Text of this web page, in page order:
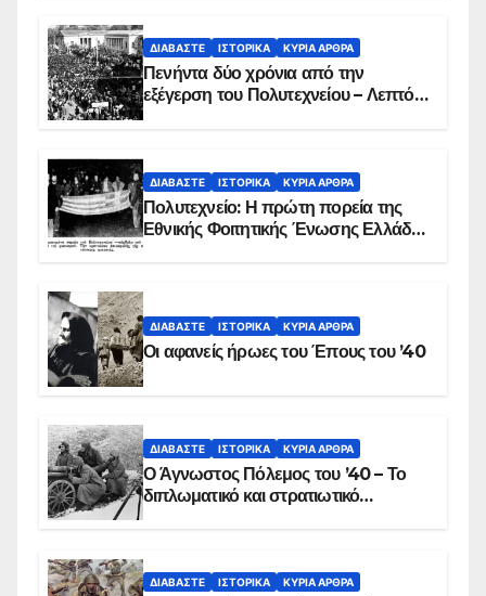
ΔΙΑΒΆΣΤΕ ΙΣΤΟΡΙΚΆ ΚΥΡΙΑ ΑΡΘΡΑ
Πενήντα δύο χρόνια από την
εξέγερση του Πολυτεχνείου – Λεπτό
ΔΙΑΒΆΣΤΕ ΙΣΤΟΡΙΚΆ ΚΥΡΙΑ ΑΡΘΡΑ
Πολυτεχνείο: Η πρώτη πορεία της
Εθνικής Φοιτητικής Ένωσης Ελλάδος
ΔΙΑΒΆΣΤΕ ΙΣΤΟΡΙΚΆ ΚΥΡΙΑ ΑΡΘΡΑ
Οι αφανείς ήρωες του Έπους του ’40
ΔΙΑΒΆΣΤΕ ΙΣΤΟΡΙΚΆ ΚΥΡΙΑ ΑΡΘΡΑ
Ο Άγνωστος Πόλεμος του ’40 – Το
διπλωματικό και στρατιωτικό
ΔΙΑΒΆΣΤΕ ΙΣΤΟΡΙΚΆ ΚΥΡΙΑ ΑΡΘΡΑ